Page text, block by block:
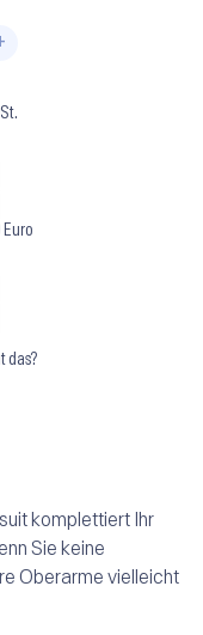
das?
komplettiert Ihr
Sie keine
Oberarme vielleicht